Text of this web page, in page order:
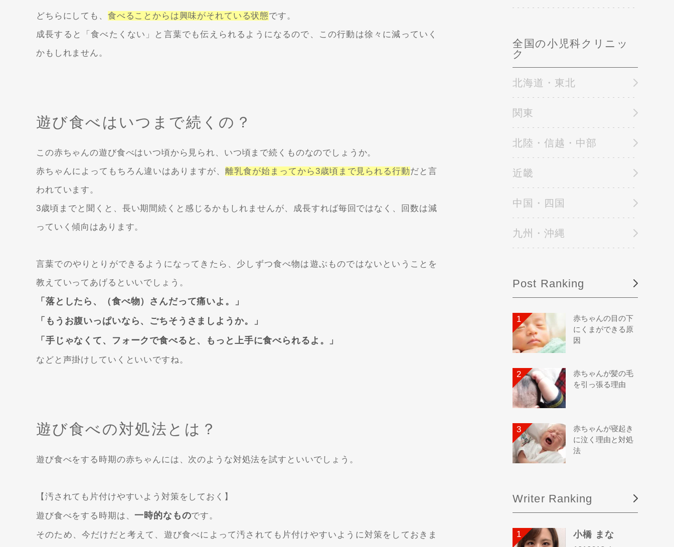
どちらにしても、 食べることからは興味がそれている状態です。
成長すると「食べたくない」と言葉でも伝えられるようになるので、この行動は徐々に減っていく
かもしれません。
遊び食べはいつまで続くの？
この赤ちゃんの遊び食べはいつ頃から見られ、いつ頃まで続くものなのでしょうか。
赤ちゃんによってもちろん違いはありますが、離乳食が始まってから3歳頃まで見られる行動だと言
われています。
3歳頃までと聞くと、長い期間続くと感じるかもしれませんが、成長すれば毎回ではなく、回数は減
っていく傾向はあります。
言葉でのやりとりができるようになってきたら、少しずつ食べ物は遊ぶものではないということを
教えていってあげるといいでしょう。
「落としたら、（食べ物）さんだって痛いよ。」
「もうお腹いっぱいなら、ごちそうさましようか。」
「手じゃなくて、フォークで食べると、もっと上手に食べられるよ。」
などと声掛けしていくといいですね。
遊び食べの対処法とは？
遊び食べをする時期の赤ちゃんには、次のような対処法を試すといいでしょう。
【汚されても片付けやすいよう対策をしておく】
遊び食べをする時期は、一時的なものです。
そのため、今だけだと考えて、遊び食べによって汚されても片付けやすいように対策をしておきま
全国の小児科クリニッ
ク
北海道・東北
関東
北陸・信越・中部
近畿
中国・四国
九州・沖縄
Post Ranking
赤ちゃんの目の下
にくまができる原
因
赤ちゃんが髪の毛
を引っ張る理由
赤ちゃんが寝起き
に泣く理由と対処
法
Writer Ranking
小橋 まな